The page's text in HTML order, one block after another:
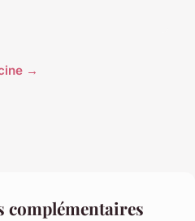
→
complémentaires